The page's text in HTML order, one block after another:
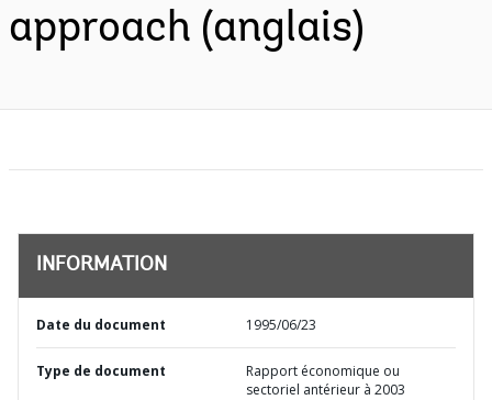
approach (anglais)
INFORMATION
Date du document 1995/06/23
Type de document
Rapport économique ou
sectoriel antérieur à 2003